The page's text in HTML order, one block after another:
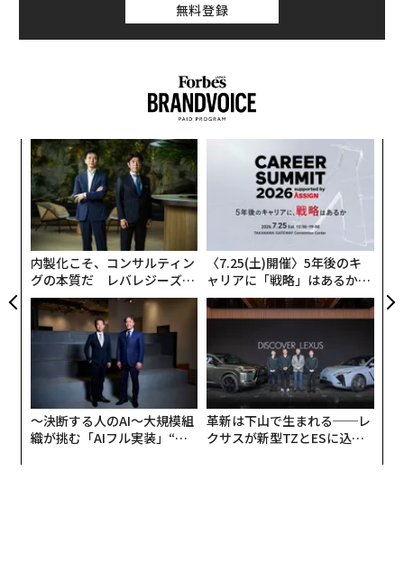
無料登録
内製化こそ、コンサルティン
グの本質だ レバレジーズが
実践する、次世代ファームの
全貌
〈7.25(土)開催〉5年後のキ
ャリアに「戦略」はあるか。
トップエグゼクティブのキャ
リアに触れる1日│CAREER S
〜決断する人のAI〜大規模組
織が挑む「AIフル実装」“使
革新は下山で生まれる──レ
クサスが新型TZとESに込め